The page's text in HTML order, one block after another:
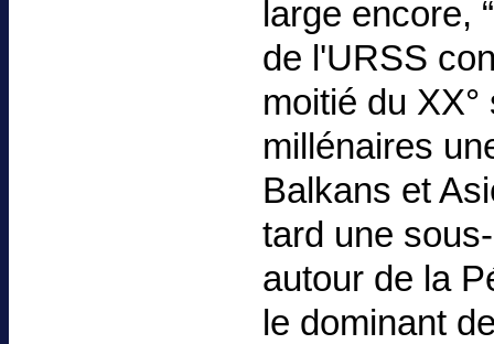
large encore,
de l'URSS
moitié du
millénaires
Balkans et
tard une
autour de la
le dominant